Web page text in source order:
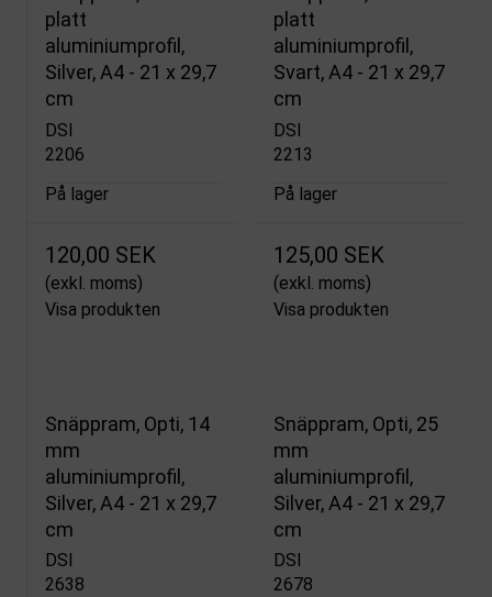
platt
aluminiumprofil,
Silver, A4 - 21 x 29,7
cm
DSI
2206
På lager
120,00 SEK
(exkl. moms)
Visa produkten
platt
aluminiumprofil,
Svart, A4 - 21 x 29,7
cm
DSI
2213
På lager
125,00 SEK
(exkl. moms)
Visa produkten
Snäppram, Opti, 14
mm
aluminiumprofil,
Silver, A4 - 21 x 29,7
cm
DSI
2638
Snäppram, Opti, 25
mm
aluminiumprofil,
Silver, A4 - 21 x 29,7
cm
DSI
2678